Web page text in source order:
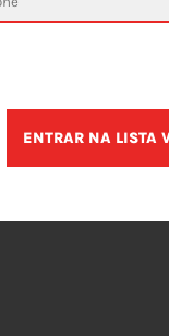
ENTRAR NA LISTA